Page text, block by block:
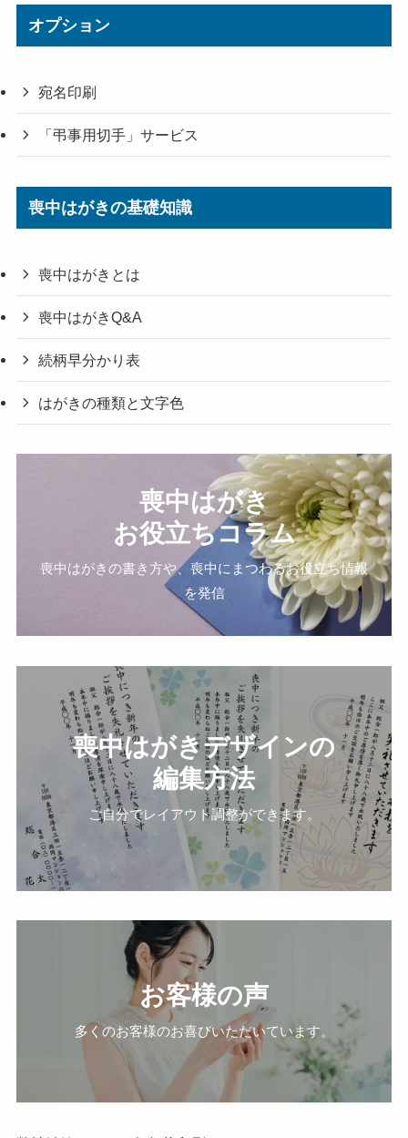
オプション
宛名印刷
「弔事用切手」サービス
喪中はがきの基礎知識
喪中はがきとは
喪中はがきQ&A
続柄早分かり表
はがきの種類と文字色
喪中はがき
お役立ちコラム
喪中はがきの書き方や、喪中にまつわるお役立ち情報
を発信
喪中はがきデザインの
編集方法
ご自分でレイアウト調整ができます。
お客様の声
多くのお客様のお喜びいただいています。